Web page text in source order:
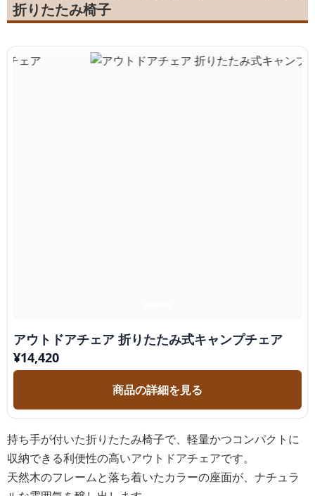
折りたたみ椅子
アウトドアチェア 折りたたみ式キャンプチェア
¥14,420
商品の詳細を見る
持ち手が付いた折りたたみ椅子で、軽量かつコンパクトに
収納できる利便性の高いアウトドアチェアです。
天然木のフレームと落ち着いたカラーの座面が、ナチュラ